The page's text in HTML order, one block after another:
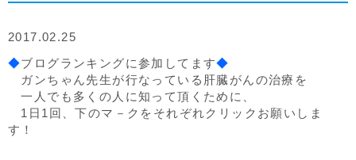
2017.02.25
◆ブログランキングに参加してます◆
ガンちゃん先生が行なっている肝臓がんの治療を
一人でも多くの人に知って頂くために、
1日1回、下のマ－クをそれぞれクリックお願いしま
す！